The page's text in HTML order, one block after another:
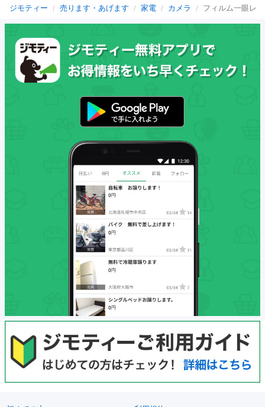
ジモティー 売ります・あげます 家電 カメラ フィルム一眼レ